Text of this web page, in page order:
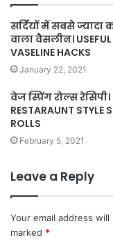
सर्दियों में सबसे
वाला वैसलीन। USEFUL
VASELINE HACKS
January 22, 2021
वेज स्प्रिंग रोल्स रेसिपी।
RESTARAUNT STYLE
ROLLS
February 5, 2021
Leave a Reply
Your email address
marked *